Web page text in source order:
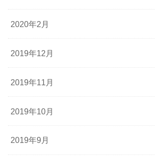
2020年2月
2019年12月
2019年11月
2019年10月
2019年9月